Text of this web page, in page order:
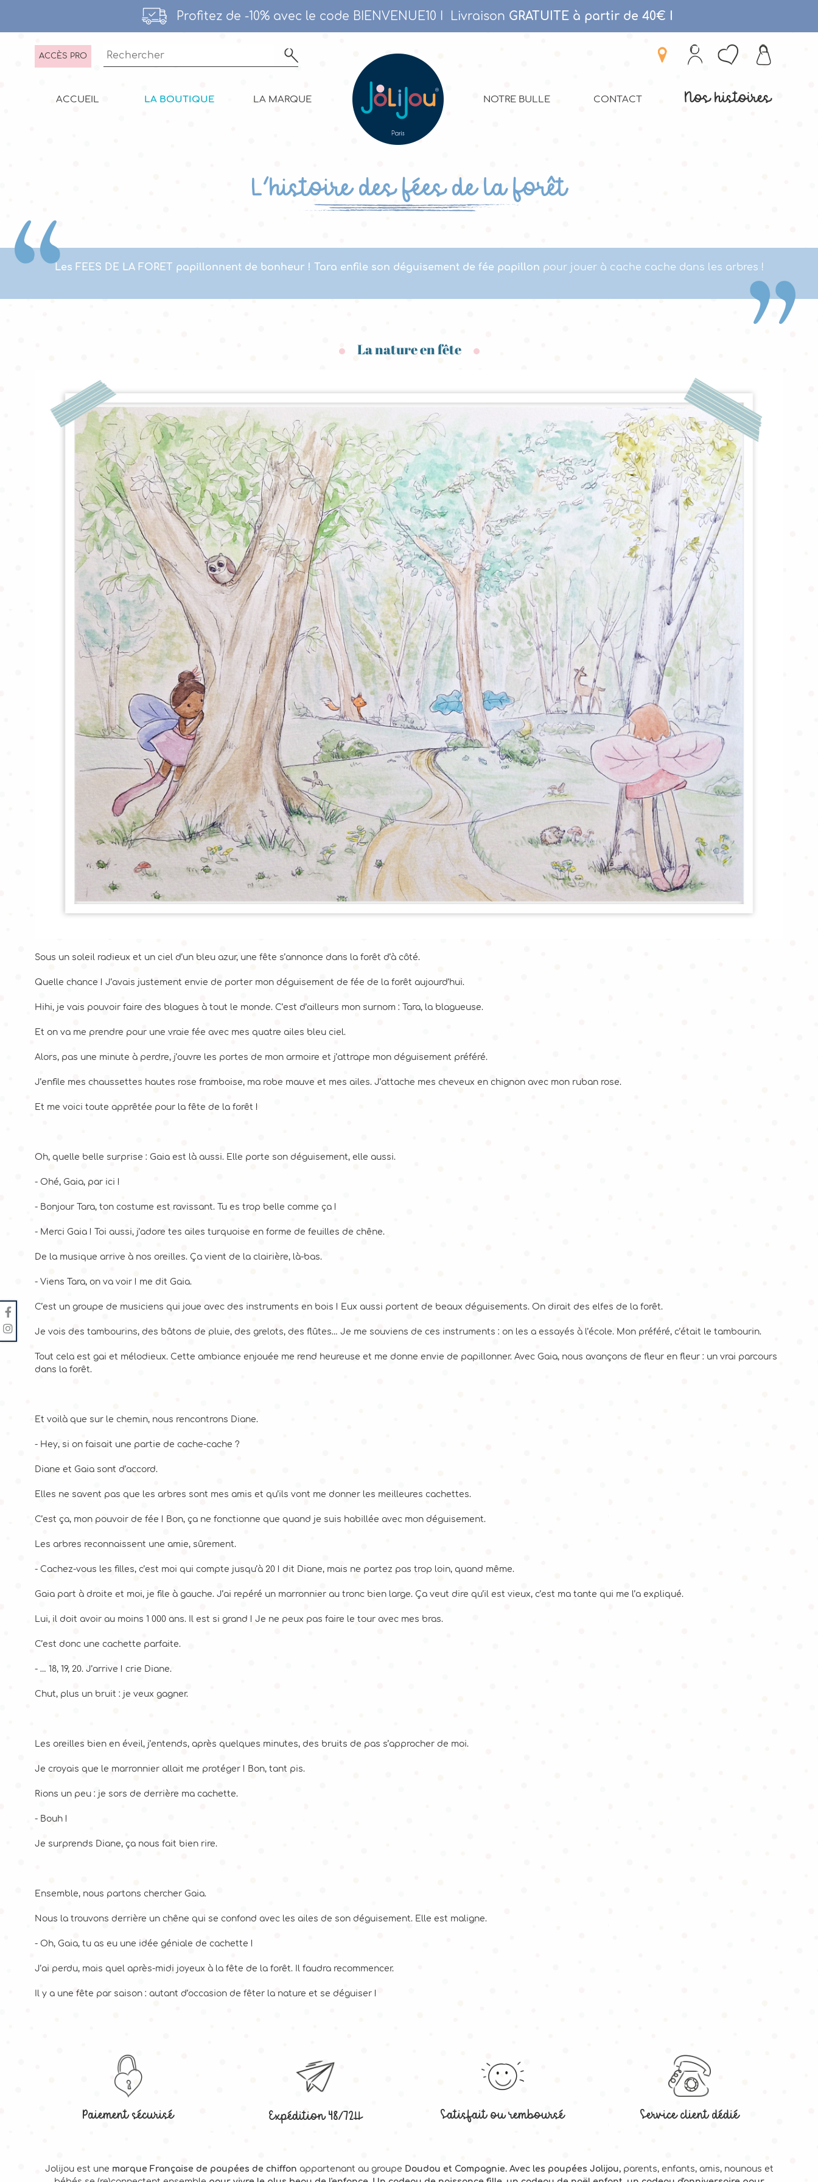
Profitez de -10% avec le code BIENVENUE10 I Livraison GRATUITE à partir de 40€
ACCÈS PRO
ACCUEIL LA BOUTIQUE LA MARQUE NOTRE BULLE CONTACT Nos histoires
L'histoire des fées de la forêt
Les FEES DE LA FORET papillonnent de bonheur ! Tara enfile son déguisement de fée papillon pour jouer à cache cache dans les arbres !
La nature en fête
Sous un soleil radieux et un ciel d’un bleu azur, une fête s’annonce dans la forêt d’à côté.
Quelle chance ! J’avais justement envie de porter mon déguisement de fée de la forêt aujourd’hui.
Hihi, je vais pouvoir faire des blagues à tout le monde. C’est d’ailleurs mon surnom : Tara, la blagueuse.
Et on va me prendre pour une vraie fée avec mes quatre ailes bleu ciel.
Alors, pas une minute à perdre, j’ouvre les portes de mon armoire et j’attrape mon déguisement préféré.
J’enfile mes chaussettes hautes rose framboise, ma robe mauve et mes ailes. J’attache mes cheveux en chignon avec mon ruban rose.
Et me voici toute apprêtée pour la fête de la forêt !
Oh, quelle belle surprise : Gaia est là aussi. Elle porte son déguisement, elle aussi.
- Ohé, Gaia, par ici !
- Bonjour Tara, ton costume est ravissant. Tu es trop belle comme ça !
- Merci Gaia ! Toi aussi, j’adore tes ailes turquoise en forme de feuilles de chêne.
De la musique arrive à nos oreilles. Ça vient de la clairière, là-bas.
- Viens Tara, on va voir ! me dit Gaia.
C’est un groupe de musiciens qui joue avec des instruments en bois ! Eux aussi portent de beaux déguisements. On dirait des elfes de la forêt.
Je vois des tambourins, des bâtons de pluie, des grelots, des flûtes… Je me souviens de ces instruments : on les a essayés à l’école. Mon préféré, c’était le tambourin.
Tout cela est gai et mélodieux. Cette ambiance enjouée me rend heureuse et me donne envie de papillonner. Avec Gaia, nous avançons de fleur en fleur : un vrai parcours
dans la forêt.
Et voilà que sur le chemin, nous rencontrons Diane.
- Hey, si on faisait une partie de cache-cache ?
Diane et Gaia sont d’accord.
Elles ne savent pas que les arbres sont mes amis et qu’ils vont me donner les meilleures cachettes.
C’est ça, mon pouvoir de fée ! Bon, ça ne fonctionne que quand je suis habillée avec mon déguisement.
Les arbres reconnaissent une amie, sûrement.
- Cachez-vous les filles, c’est moi qui compte jusqu’à 20 ! dit Diane, mais ne partez pas trop loin, quand même.
Gaia part à droite et moi, je file à gauche. J’ai repéré un marronnier au tronc bien large. Ça veut dire qu’il est vieux, c’est ma tante qui me l’a expliqué.
Lui, il doit avoir au moins 1 000 ans. Il est si grand ! Je ne peux pas faire le tour avec mes bras.
C’est donc une cachette parfaite.
- … 18, 19, 20. J’arrive ! crie Diane.
Chut, plus un bruit : je veux gagner.
Les oreilles bien en éveil, j’entends, après quelques minutes, des bruits de pas s’approcher de moi.
Je croyais que le marronnier allait me protéger ! Bon, tant pis.
Rions un peu : je sors de derrière ma cachette.
- Bouh !
Je surprends Diane, ça nous fait bien rire.
Ensemble, nous partons chercher Gaia.
Nous la trouvons derrière un chêne qui se confond avec les ailes de son déguisement. Elle est maligne.
- Oh, Gaia, tu as eu une idée géniale de cachette !
J’ai perdu, mais quel après-midi joyeux à la fête de la forêt. Il faudra recommencer.
Il y a une fête par saison : autant d’occasion de fêter la nature et se déguiser !
Paiement sécurisé Expédition 48/72H Satisfait ou remboursé Service client dédié
Jolijou est une marque Française de poupées de chiffon appartenant au groupe Doudou et Compagnie. Avec les poupées Jolijou, parents, enfants, amis, nounous et